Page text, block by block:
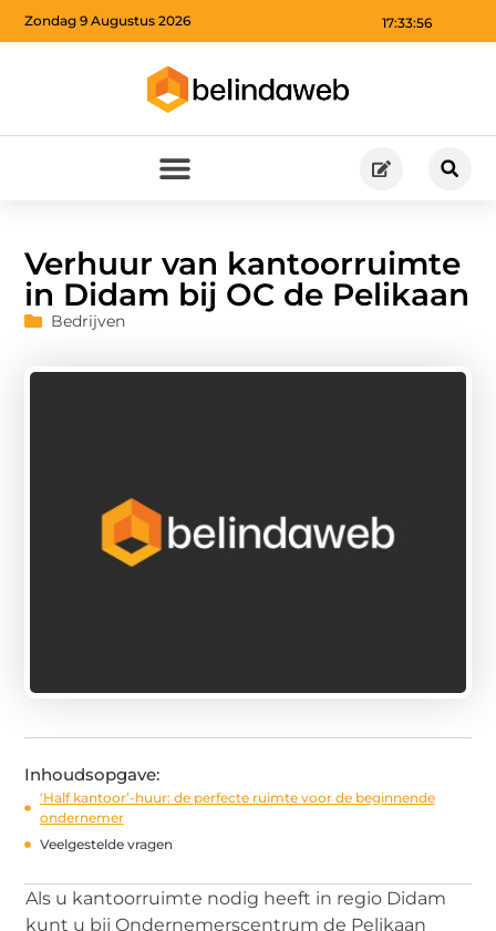
17:33:57
Zondag 9 Augustus 2026
Verhuur van kantoorruimte
in Didam bij OC de Pelikaan
Bedrijven
Inhoudsopgave:
‘Half kantoor’-huur: de perfecte ruimte voor de beginnende
ondernemer
Veelgestelde vragen
Als u kantoorruimte nodig heeft in regio Didam
kunt u bij Ondernemerscentrum de Pelikaan